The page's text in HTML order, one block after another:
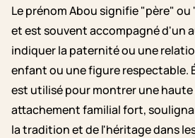
Le prénom Abou signifie "père"
et est souvent accompagné d'un
indiquer la paternité ou une
enfant ou une figure respectable.
est utilisé pour montrer une
attachement familial fort,
la tradition et de l'héritage dans